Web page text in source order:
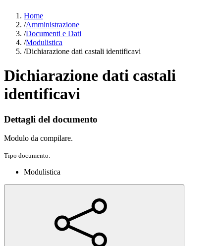
Home
/Amministrazione
/Documenti e Dati
/Modulistica
/Dichiarazione dati castali identificavi
Dichiarazione dati castali
identificavi
Dettagli del documento
Modulo da compilare.
Tipo documento:
Modulistica